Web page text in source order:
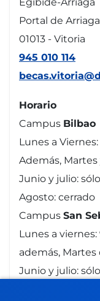
Portal de
01013 - Vitoria
945 010 114
Horario
Campus Bilbao
Lunes a Viernes:
Además, Martes
Junio y julio:
Agosto: cerrado
Campus San
Lunes a viernes:
además, Martes
Junio y julio: